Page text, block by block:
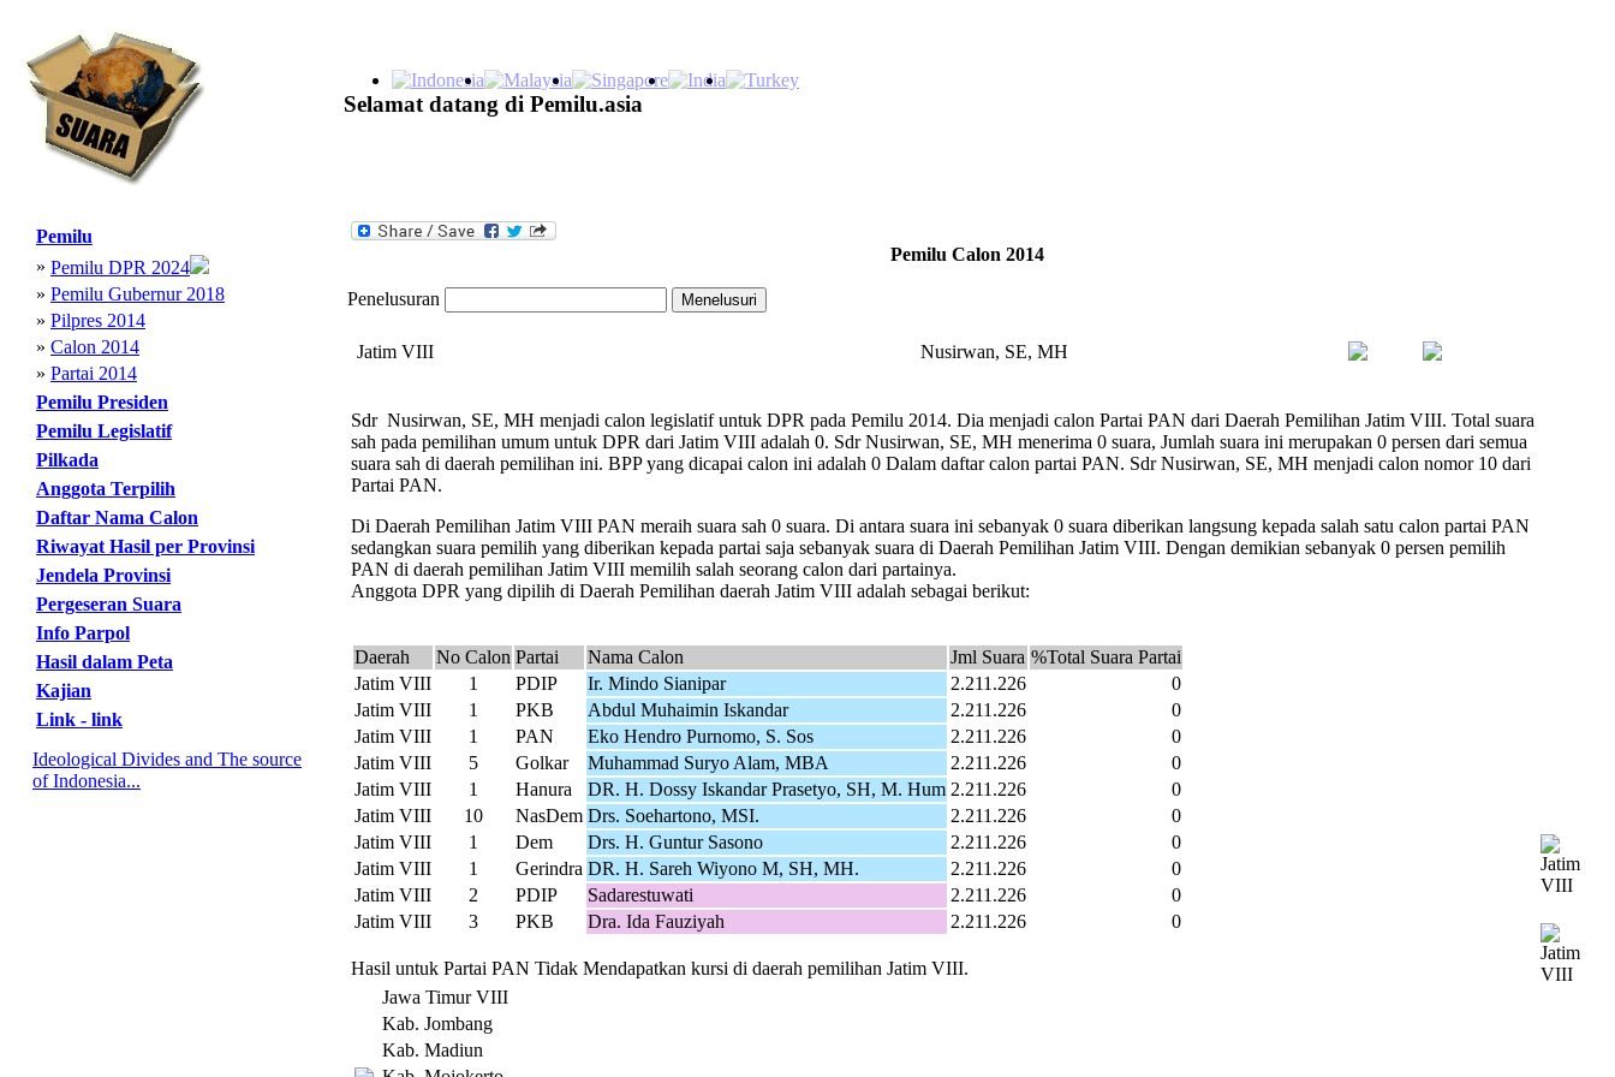
Selamat datang di Pemilu.asia
Pemilu
» Pemilu DPR 2024
» Pemilu Gubernur 2018
» Pilpres 2014
» Calon 2014
» Partai 2014
Pemilu Presiden
Pemilu Legislatif
Pilkada
Anggota Terpilih
Daftar Nama Calon
Riwayat Hasil per Provinsi
Jendela Provinsi
Pergeseran Suara
Info Parpol
Hasil dalam Peta
Kajian
Link - link
Ideological Divides and The source
of Indonesia...
Pemilu Calon 2014
Penelusuran
Jatim VIII Nusirwan, SE, MH
Sdr Nusirwan, SE, MH menjadi calon legislatif untuk DPR pada Pemilu 2014. Dia menjadi calon Partai PAN dari Daerah Pemilihan Jatim VIII. Total suara
sah pada pemilihan umum untuk DPR dari Jatim VIII adalah 0. Sdr Nusirwan, SE, MH menerima 0 suara, Jumlah suara ini merupakan 0 persen dari semua
suara sah di daerah pemilihan ini. BPP yang dicapai calon ini adalah 0 Dalam daftar calon partai PAN. Sdr Nusirwan, SE, MH menjadi calon nomor 10 dari
Partai PAN.
Di Daerah Pemilihan Jatim VIII PAN meraih suara sah 0 suara. Di antara suara ini sebanyak 0 suara diberikan langsung kepada salah satu calon partai PAN
sedangkan suara pemilih yang diberikan kepada partai saja sebanyak suara di Daerah Pemilihan Jatim VIII. Dengan demikian sebanyak 0 persen pemilih
PAN di daerah pemilihan Jatim VIII memilih salah seorang calon dari partainya.
Anggota DPR yang dipilih di Daerah Pemilihan daerah Jatim VIII adalah sebagai berikut:
Daerah No Calon Partai Nama Calon Jml Suara %Total Suara Partai
Jatim VIII
1 PDIP Ir. Mindo Sianipar 2.211.226
0
Jatim VIII
1 PKB Abdul Muhaimin Iskandar 2.211.226
0
Jatim VIII
1 PAN Eko Hendro Purnomo, S. Sos 2.211.226
0
Jatim VIII
5 Golkar Muhammad Suryo Alam, MBA 2.211.226
0
Jatim VIII
1 Hanura DR. H. Dossy Iskandar Prasetyo, SH, M. Hum 2.211.226
0
Jatim VIII
10 NasDem Drs. Soehartono, MSI. 2.211.226
0
Jatim VIII
1 Dem Drs. H. Guntur Sasono 2.211.226
0
Jatim VIII
1 Gerindra DR. H. Sareh Wiyono M, SH, MH. 2.211.226
0
Jatim VIII
2 PDIP Sadarestuwati 2.211.226
0
Jatim VIII
3 PKB Dra. Ida Fauziyah 2.211.226 0
Hasil untuk Partai PAN Tidak Mendapatkan kursi di daerah pemilihan Jatim VIII.
Jawa Timur VIII
Kab. Jombang
Kab. Madiun